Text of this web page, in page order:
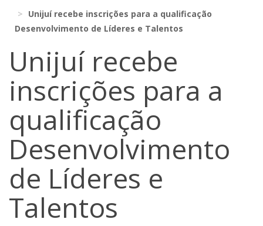
Unijuí recebe inscrições para a qualificação
Desenvolvimento de Líderes e Talentos
Unijuí recebe
inscrições para a
qualificação
Desenvolvimento
de Líderes e
Talentos